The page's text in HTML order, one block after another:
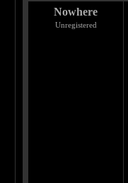
Nowhere
Unregistered